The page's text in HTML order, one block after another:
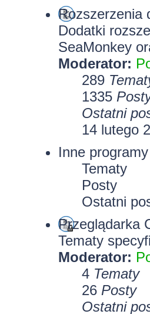
Rozszerzenia
Dodatki
SeaMonkey
Moderator:
289
1335
Ostatni
14 lutego
Inne
Tematy
Posty
Ostatni
Przeglądarka
Tematy
Moderator:
4 Tematy
26 Posty
Ostatni